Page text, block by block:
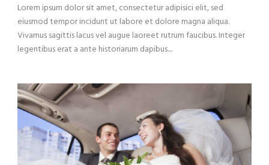
Lorem ipsum dolor sit amet, consectetur adipisici elit, sed
eiusmod tempor incidunt ut labore et dolore magna aliqua.
Vivamus sagittis lacus vel augue laoreet rutrum faucibus. Integer
legentibus erat a ante historiarum dapibus....